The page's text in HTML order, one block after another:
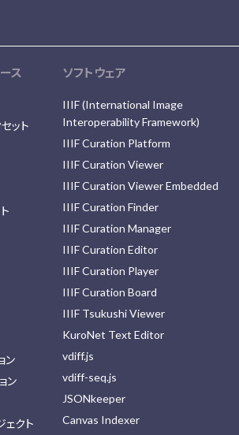
ス
ット
ン
ン
クト
ソフトウェア
IIIF (International Image
Interoperability Framework)
IIIF Curation Platform
IIIF Curation Viewer
IIIF Curation Viewer Embedded
IIIF Curation Finder
IIIF Curation Manager
IIIF Curation Editor
IIIF Curation Player
IIIF Curation Board
IIIF Tsukushi Viewer
KuroNet Text Editor
vdiff.js
vdiff-seq.js
JSONkeeper
Canvas Indexer